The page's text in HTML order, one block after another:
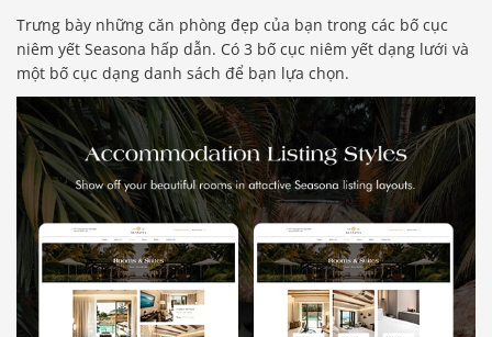
Trưng bày những căn phòng đẹp của bạn trong các bố cục
niêm yết Seasona hấp dẫn. Có 3 bố cục niêm yết dạng lưới và
một bố cục dạng danh sách để bạn lựa chọn.